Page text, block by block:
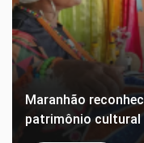
Maranhão
patrimônio cultural